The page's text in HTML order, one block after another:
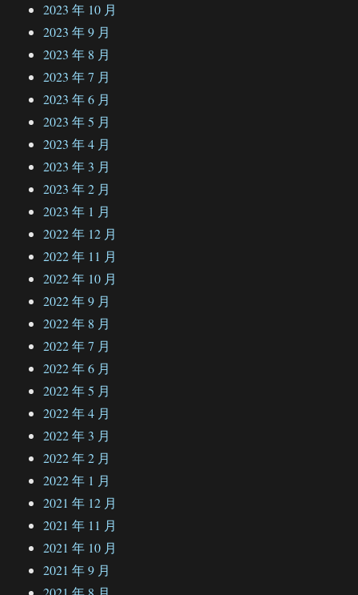
2023 年 10 月
2023 年 9 月
2023 年 8 月
2023 年 7 月
2023 年 6 月
2023 年 5 月
2023 年 4 月
2023 年 3 月
2023 年 2 月
2023 年 1 月
2022 年 12 月
2022 年 11 月
2022 年 10 月
2022 年 9 月
2022 年 8 月
2022 年 7 月
2022 年 6 月
2022 年 5 月
2022 年 4 月
2022 年 3 月
2022 年 2 月
2022 年 1 月
2021 年 12 月
2021 年 11 月
2021 年 10 月
2021 年 9 月